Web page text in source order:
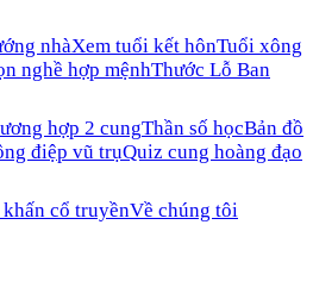
nhàXem tuổi kết hônTuổi xông
nghề hợp mệnhThước Lỗ Ban
hợp 2 cungThần số họcBản đồ
điệp vũ trụQuiz cung hoàng đạo
cổ truyềnVề chúng tôi